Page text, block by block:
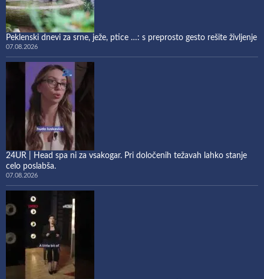
Peklenski dnevi za srne, ježe, ptice …: s preprosto gesto rešite življenje
07.08.2026
24UR | Head spa ni za vsakogar. Pri določenih težavah lahko stanje
celo poslabša.
07.08.2026